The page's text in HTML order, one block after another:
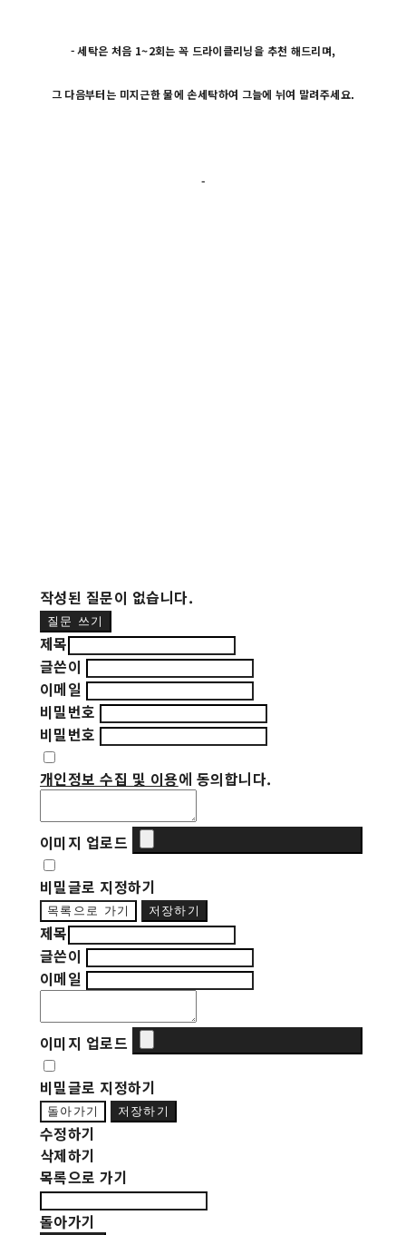
- 세탁은 처음 1~2회는 꼭 드라이클리닝을 추천 해드리며,
그 다음부터는 미지근한 물에 손세탁하여 그늘에 뉘여 말려주세요.
-
작성된 질문이 없습니다.
질문 쓰기
제목
글쓴이
이메일
비밀번호
비밀번호
개인정보 수집 및 이용에 동의합니다.
이미지 업로드
비밀글로 지정하기
목록으로 가기 저장하기
제목
글쓴이
이메일
이미지 업로드
비밀글로 지정하기
돌아가기 저장하기
수정하기
삭제하기
목록으로 가기
돌아가기